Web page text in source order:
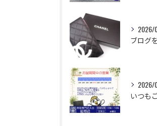
2026/
2026/